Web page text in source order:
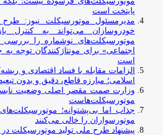
پایتخت است
مدیرمسئول موتورسیکلت نیوز:
خودروسازان می‌تواند به کنترل
موتورسیکلت‌های نوشماره را بررسی
اجتماعی» برای مونتاژکنندگان توجه
است
الزامات مقابله با فساد اقتصادی و
اسلامی؛ مبارزه قاطع، دقیق و بدون
وزارت صمت مقصر اصلی وضعیت
موتورسیکلت‌هاست
جذاب اما بی‌پشتوانه؛
موتورسواران را خالی می‌کنند
پیشنهاد طرح ملی تولید موتورسیکلت